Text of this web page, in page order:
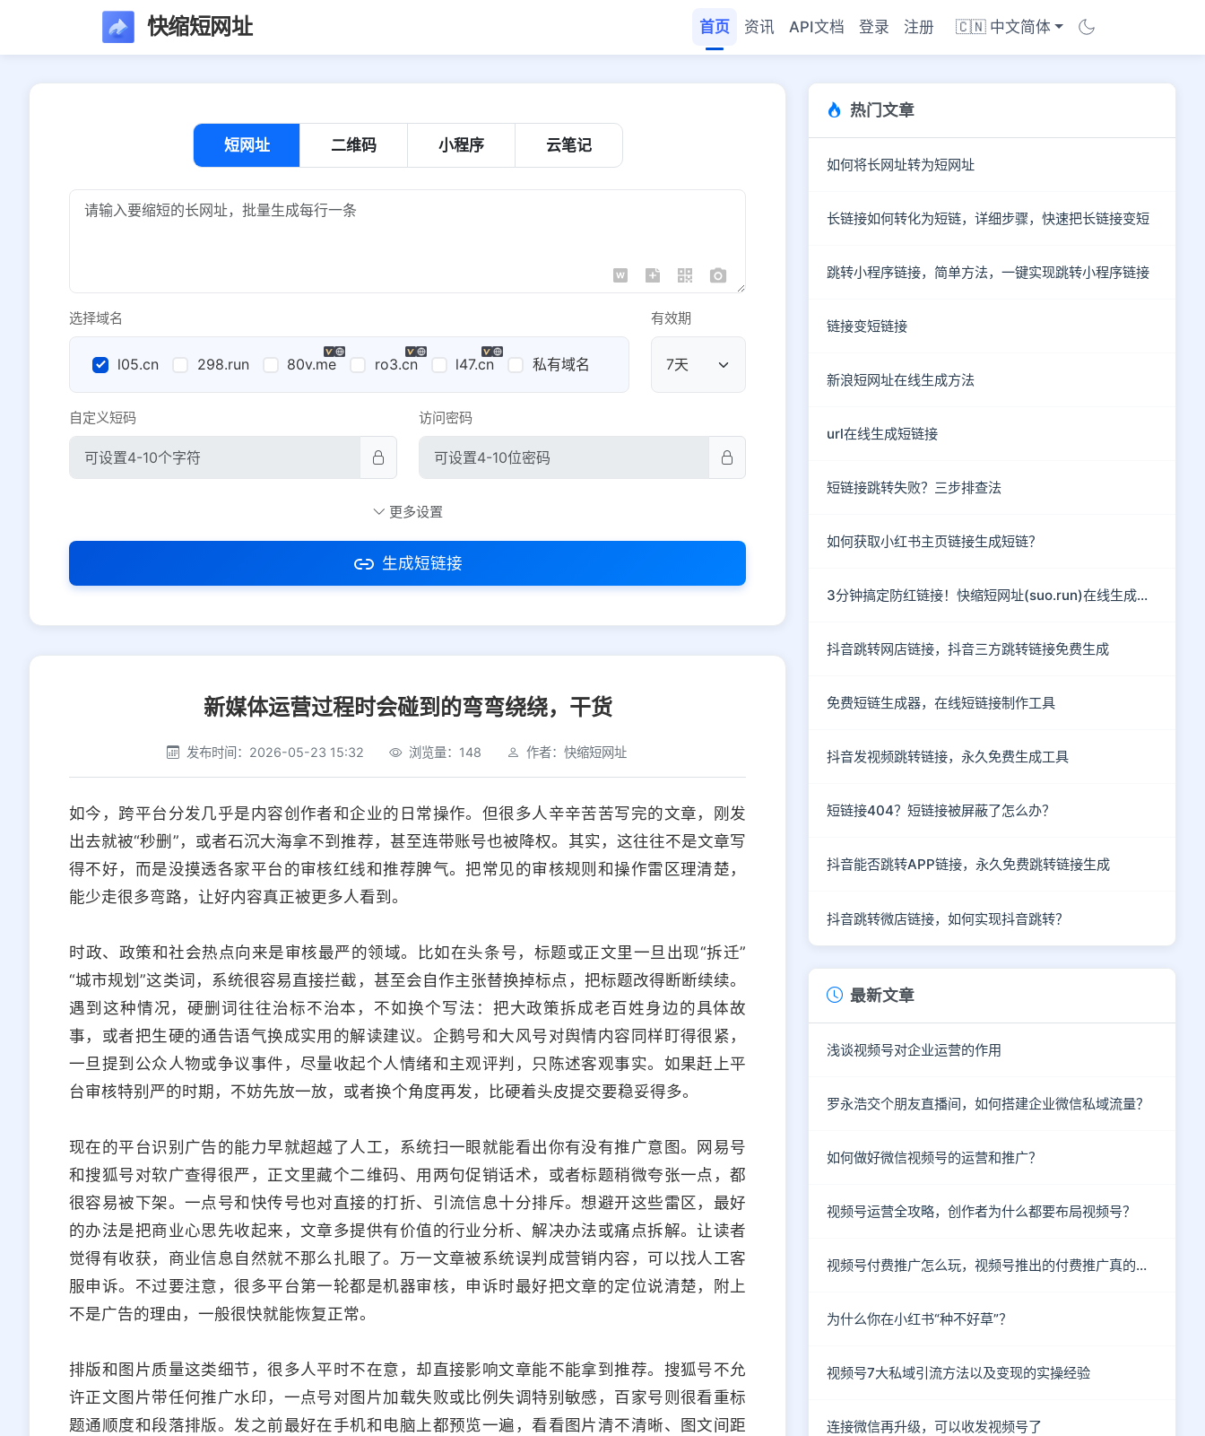
快缩短网址 首页 资讯 API文档 登录 注册 🇨🇳 中文简体
短网址 二维码 小程序 云笔记
选择域名
l05.cn 298.run 80v.me ro3.cn l47.cn 私有域名 公共域名
有效期
自定义短码 访问密码
社交平台 电商平台
选择防红平台类型，避免链接被拦截
平台设置
iOS Android PC 其他
更多设置
生成短链接
新媒体运营过程时会碰到的弯弯绕绕，干货
发布时间：2026-05-23 15:32 浏览量：148 作者：快缩短网址
如今，跨平台分发几乎是内容创作者和企业的日常操作。但很多人辛辛苦苦写完的文章，刚发
出去就被“秒删”，或者石沉大海拿不到推荐，甚至连带账号也被降权。其实，这往往不是文章写
得不好，而是没摸透各家平台的审核红线和推荐脾气。把常见的审核规则和操作雷区理清楚，
能少走很多弯路，让好内容真正被更多人看到。
时政、政策和社会热点向来是审核最严的领域。比如在头条号，标题或正文里一旦出现“拆迁”
“城市规划”这类词，系统很容易直接拦截，甚至会自作主张替换掉标点，把标题改得断断续续。
遇到这种情况，硬删词往往治标不治本，不如换个写法：把大政策拆成老百姓身边的具体故
事，或者把生硬的通告语气换成实用的解读建议。企鹅号和大风号对舆情内容同样盯得很紧，
一旦提到公众人物或争议事件，尽量收起个人情绪和主观评判，只陈述客观事实。如果赶上平
台审核特别严的时期，不妨先放一放，或者换个角度再发，比硬着头皮提交要稳妥得多。
现在的平台识别广告的能力早就超越了人工，系统扫一眼就能看出你有没有推广意图。网易号
和搜狐号对软广查得很严，正文里藏个二维码、用两句促销话术，或者标题稍微夸张一点，都
很容易被下架。一点号和快传号也对直接的打折、引流信息十分排斥。想避开这些雷区，最好
的办法是把商业心思先收起来，文章多提供有价值的行业分析、解决办法或痛点拆解。让读者
觉得有收获，商业信息自然就不那么扎眼了。万一文章被系统误判成营销内容，可以找人工客
服申诉。不过要注意，很多平台第一轮都是机器审核，申诉时最好把文章的定位说清楚，附上
不是广告的理由，一般很快就能恢复正常。
排版和图片质量这类细节，很多人平时不在意，却直接影响文章能不能拿到推荐。搜狐号不允
许正文图片带任何推广水印，一点号对图片加载失败或比例失调特别敏感，百家号则很看重标
题通顺度和段落排版。发之前最好在手机和电脑上都预览一遍，看看图片清不清晰、图文间距
热门文章
如何将长网址转为短网址
长链接如何转化为短链，详细步骤，快速把长链接变短
跳转小程序链接，简单方法，一键实现跳转小程序链接
链接变短链接
新浪短网址在线生成方法
url在线生成短链接
短链接跳转失败？三步排查法
如何获取小红书主页链接生成短链？
3分钟搞定防红链接！快缩短网址(suo.run)在线生成指南
抖音跳转网店链接，抖音三方跳转链接免费生成
免费短链生成器，在线短链接制作工具
抖音发视频跳转链接，永久免费生成工具
短链接404？短链接被屏蔽了怎么办？
抖音能否跳转APP链接，永久免费跳转链接生成
抖音跳转微店链接，如何实现抖音跳转？
最新文章
浅谈视频号对企业运营的作用
罗永浩交个朋友直播间，如何搭建企业微信私域流量？
如何做好微信视频号的运营和推广？
视频号运营全攻略，创作者为什么都要布局视频号？
视频号付费推广怎么玩，视频号推出的付费推广真的有效吗？
为什么你在小红书“种不好草”？
视频号7大私域引流方法以及变现的实操经验
连接微信再升级，可以收发视频号了